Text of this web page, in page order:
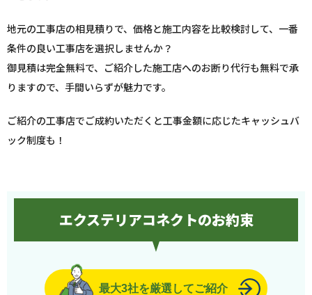
地元の工事店の相見積りで、価格と施工内容を比較検討して、一番
条件の良い工事店を選択しませんか？
御見積は完全無料で、ご紹介した施工店へのお断り代行も無料で承
りますので、手間いらずが魅力です。
ご紹介の工事店でご成約いただくと工事金額に応じたキャッシュバ
ック制度も！
エクステリアコネクトのお約束
最大3社を厳選してご紹介